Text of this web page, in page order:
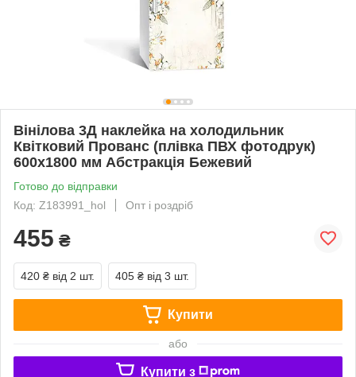
Вінілова 3Д наклейка на холодильник
Квітковий Прованс (плівка ПВХ фотодрук)
600х1800 мм Абстракція Бежевий
Готово до відправки
Код: Z183991_hol
Опт і роздріб
455 ₴
420 ₴ від 2 шт. 405 ₴ від 3 шт.
Купити
або
Купити з